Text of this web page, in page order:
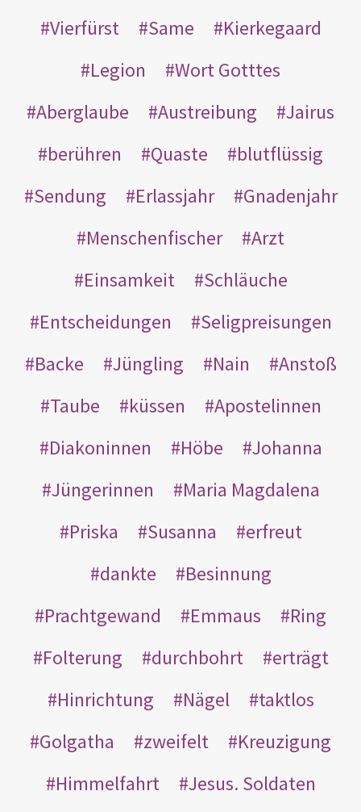
Vierfürst
Same
Kierkegaard
Legion
Wort Gotttes
Aberglaube
Austreibung
Jairus
berühren
Quaste
blutflüssig
Sendung
Erlassjahr
Gnadenjahr
Menschenfischer
Arzt
Einsamkeit
Schläuche
Entscheidungen
Seligpreisungen
Backe
Jüngling Nain
Anstoß
Taube
küssen
Apostelinnen
Diakoninnen
Höbe
Johanna
Jüngerinnen
Maria Magdalena
Priska
Susanna
erfreut
dankte
Besinnung
Prachtgewand
Emmaus
Ring
Folterung
durchbohrt
erträgt
Hinrichtung
Nägel
taktlos
Golgatha
zweifelt
Kreuzigung
Himmelfahrt
Jesus. Soldaten